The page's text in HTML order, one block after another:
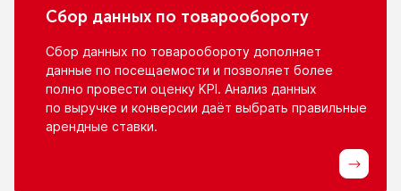
Сбор данных по товарообороту
Сбор данных по товарообороту дополняет
данные по посещаемости и позволяет более
полно провести оценку KPI. Анализ данных
по выручке и конверсии даёт выбрать правильные
арендные ставки.